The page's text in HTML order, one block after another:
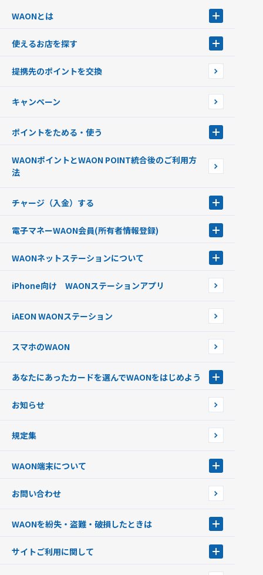
WAONとは
WAONを申込む
インターネット上でのお買い物について（ネット決済）
使えるお店を探す
店舗検索
イオン銀行ATM設置場所
提携先のポイントを交換
キャンペーン
ポイントをためる・使う
ポイントの有効期限について
WAONポイントとWAON POINT統合後のご利用方
法
チャージ（入金）する
現金でチャージする
銀行口座・ATMからチャージする
オートチャージ
ポイントからチャージする
チャージ上限金額の変更について
電子マネーWAON会員(所有者情報登録)
WAON POINTサービス会員登録に伴う個人データの共同利用のお知
WAONネットステーションについて
WAONネットステーションWAON端末について
iPhone向け WAONステーションアプリ
iAEON WAONステーション
スマホのWAON
あなたにあったカードを選んでWAONをはじめよう
フードバンク応援WAON
ご当地WAON
G.G WAON
WAONカード・WAONカードプラス
モバイルWAON
提携WAONカード
お知らせ
規定集
WAON端末について
WAONネットステーション
新型WAONステーション
WAONチャージャーmini
お問い合わせ
WAONを紛失・盗難・破損したときは
WAONカードの拾得について
サイトご利用に関して